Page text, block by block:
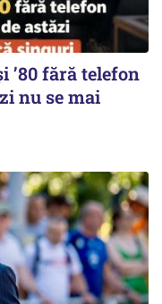
’80 fără telefon
nu se mai